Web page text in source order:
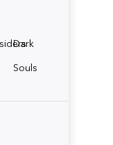
Dark
Souls